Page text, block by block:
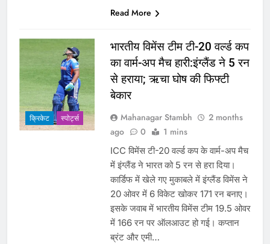
Read More
क्रिकेट ‎स्पोर्ट्स
भारतीय विमेंस टीम टी-20 वर्ल्ड कप
का वार्म-अप मैच हारी:इंग्लैंड ने 5 रन
से हराया; ऋचा घोष की फिफ्टी
बेकार
Mahanagar Stambh
2 months
ago
0 1 mins
ICC विमेंस टी-20 वर्ल्ड कप के वार्म-अप मैच
में इंग्लैंड ने भारत को 5 रन से हरा दिया।
कार्डिफ में खेले गए मुकाबले में इंग्लैंड विमेंस ने
20 ओवर में 6 विकेट खोकर 171 रन बनाए।
इसके जवाब में भारतीय विमेंस टीम 19.5 ओवर
में 166 रन पर ऑलआउट हो गई। कप्तान
ब्रंट और एमी…